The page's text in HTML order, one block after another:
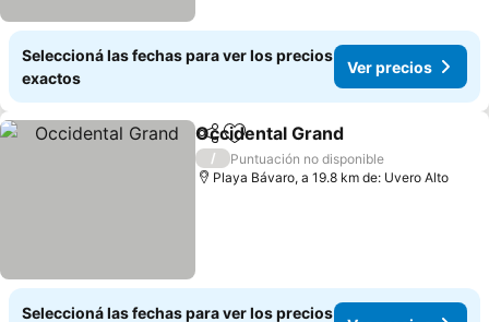
Seleccioná las fechas para ver los precios
exactos
Ver precios
CompartirAñadir a favoritos
Occidental Grand
/
Puntuación no disponible
Playa Bávaro, a 19.8 km de: Uvero Alto
Seleccioná las fechas para ver los precios